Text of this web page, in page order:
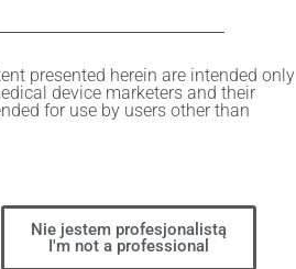
presented herein are intended only
device marketers and their
for use by users other than
Nie jestem profesjonalistą
I'm not a professional